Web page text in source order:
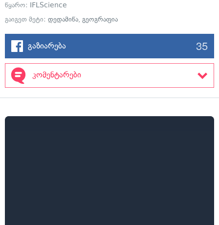
წყარო: IFLScience
გაიგეთ მეტი: დედამიწა, გეოგრაფია
გაზიარება 35
კომენტარები